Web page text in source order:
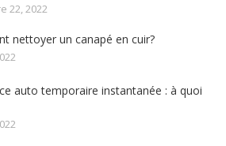
22, 2022
nettoyer un canapé en cuir?
auto temporaire instantanée : à quoi